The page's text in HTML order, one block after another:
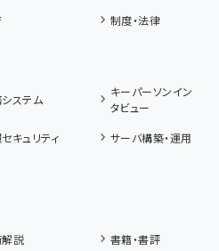
制度・法律
ステム
キーパーソンイン
タビュー
キュリティ
サーバ構築・運用
説
書籍・書評